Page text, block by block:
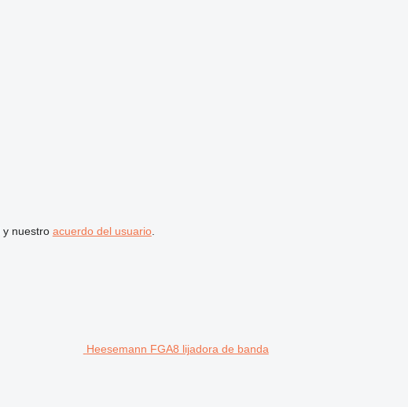
y nuestro acuerdo del usuario.
Heesemann FGA8 lijadora de banda